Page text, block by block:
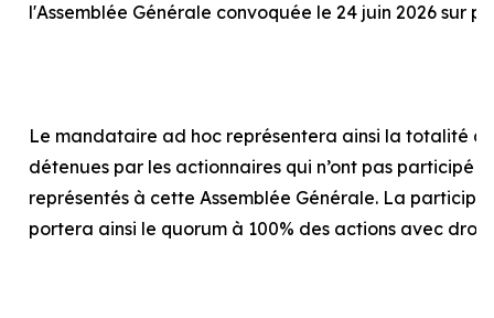
l'Assemblée Générale convoquée le 24 juin 2026 sur
Le mandataire ad hoc représentera ainsi la totalité
détenues par les actionnaires qui n’ont pas participé
représentés à cette Assemblée Générale. La
portera ainsi le quorum à 100% des actions avec